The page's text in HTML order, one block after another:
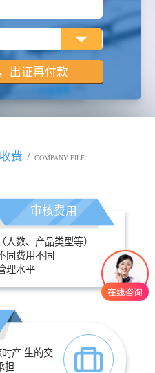
费 / COMPANY FILE
审核费用
人数、产品类型等）
同费用不同
理水平
产 生的交
担